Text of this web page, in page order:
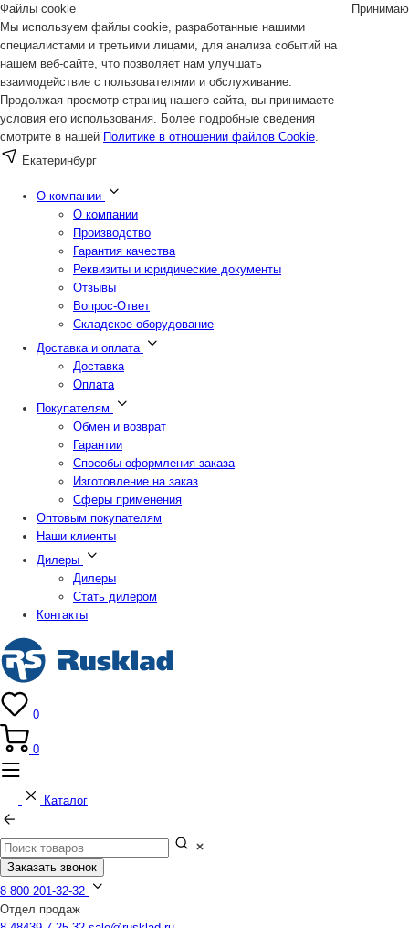
Файлы cookie
Мы используем файлы cookie, разработанные нашими
специалистами и третьими лицами, для анализа событий на
нашем веб-сайте, что позволяет нам улучшать
взаимодействие с пользователями и обслуживание.
Продолжая просмотр страниц нашего сайта, вы принимаете
условия его использования. Более подробные сведения
смотрите в нашей Политике в отношении файлов Cookie.
Принимаю
Екатеринбург
О компании
О компании
Производство
Гарантия качества
Реквизиты и юридические документы
Отзывы
Вопрос-Ответ
Складское оборудование
Доставка и оплата
Доставка
Оплата
Покупателям
Обмен и возврат
Гарантии
Способы оформления заказа
Изготовление на заказ
Сферы применения
Оптовым покупателям
Наши клиенты
Дилеры
Дилеры
Стать дилером
Контакты
0
0
Каталог
Заказать звонок
8 800 201-32-32
Отдел продаж